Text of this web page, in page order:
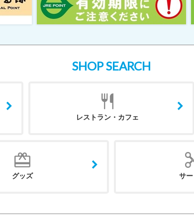
SHOP SEARCH
レストラン・カフェ
グッズ サ